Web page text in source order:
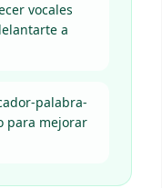
vocales
a
palabra-
para mejorar